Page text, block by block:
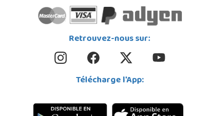
Retrouvez-nous sur:
Télécharge l'App: